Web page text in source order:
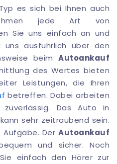
es sich bei Ihnen auch
jede Art von
Sie uns einfach an und
ausführlich über den
beim Autoankauf
des Wertes bieten
Leistungen, die Ihren
betreffen. Dabei arbeiten
Das Auto in
sehr zeitraubend sein.
Aufgabe. Der Autoankauf
und sicher. Noch
einfach den Hörer zur